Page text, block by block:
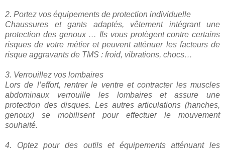
2. Portez vos équipements de protection individuelle
Chaussures et gants adaptés, vêtement intégrant une
protection des genoux … Ils vous protègent contre certains
risques de votre métier et peuvent atténuer les facteurs de
risque aggravants de TMS : froid, vibrations, chocs…
3. Verrouillez vos lombaires
Lors de l’effort, rentrer le ventre et contracter les muscles
abdominaux verrouille les lombaires et assure une
protection des disques. Les autres articulations (hanches,
genoux) se mobilisent pour effectuer le mouvement
souhaité.
4. Optez pour des outils et équipements atténuant les